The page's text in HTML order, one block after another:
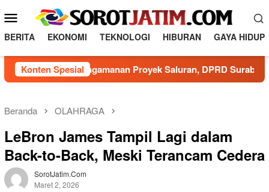
o
a
e
u
M
b
i
l
e
BERITA EKONOMI TEKNOLOGI HIBURAN GAYA HIDUP
Konten Spesial
Minim Pengamanan Proyek Saluran, DPRD Surabaya Minta
Beranda OLAHRAGA
LeBron James Tampil Lagi dalam
Back-to-Back, Meski Terancam Cedera
SorotJatim.com
Maret 2, 2026